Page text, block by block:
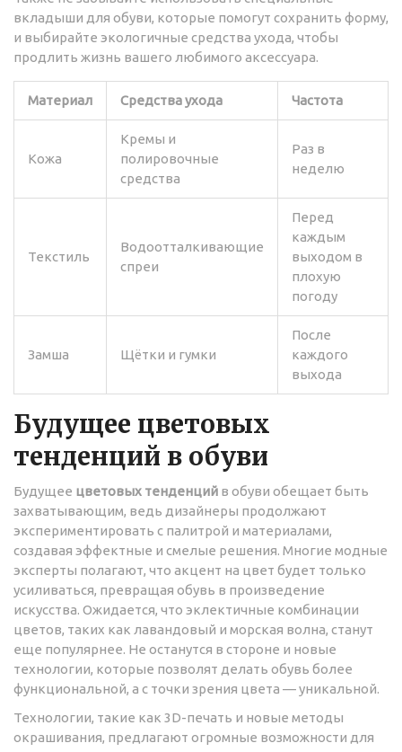
вкладыши для обуви, которые помогут сохранить форму,
и выбирайте экологичные средства ухода, чтобы
продлить жизнь вашего любимого аксессуара.
Материал Средства ухода Частота
Кожа
Кремы и
полировочные
средства
Раз в
неделю
Текстиль
Водоотталкивающие
спреи
Перед
каждым
выходом в
плохую
погоду
Замша Щётки и гумки
После
каждого
выхода
Будущее цветовых
тенденций в обуви
Будущее цветовых тенденций в обуви обещает быть
захватывающим, ведь дизайнеры продолжают
экспериментировать с палитрой и материалами,
создавая эффектные и смелые решения. Многие модные
эксперты полагают, что акцент на цвет будет только
усиливаться, превращая обувь в произведение
искусства. Ожидается, что эклектичные комбинации
цветов, таких как лавандовый и морская волна, станут
еще популярнее. Не останутся в стороне и новые
технологии, которые позволят делать обувь более
функциональной, а с точки зрения цвета — уникальной.
Технологии, такие как 3D-печать и новые методы
окрашивания, предлагают огромные возможности для